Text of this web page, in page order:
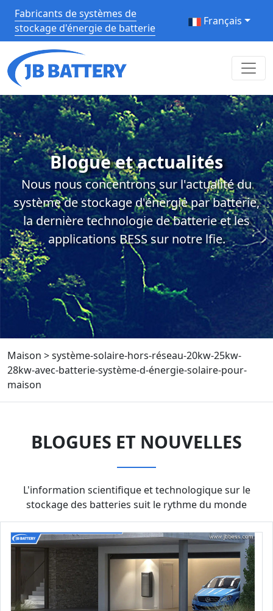
Fabricants de systèmes de
stockage d'énergie de batterie
Français
Blogue et actualités
Nous nous concentrons sur l'actualité du
système de stockage d'énergie par batterie,
la dernière technologie de batterie et les
applications BESS sur notre lfie.
Maison >système-solaire-hors-réseau-20kw-25kw-
28kw-avec-batterie-système-d-énergie-solaire-pour-
maison
BLOGUES ET NOUVELLES
L'information scientifique et technologique sur le
stockage des batteries suit le rythme du monde